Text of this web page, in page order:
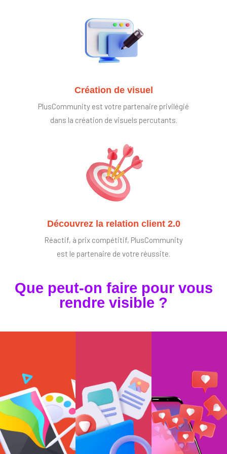
Création de visuel
PlusCommunity est votre partenaire privilégié
dans la création de visuels percutants.
Découvrez la relation client 2.0
Réactif, à prix compétitif, PlusCommunity
est le partenaire de votre réussite.
Que peut-on faire pour vous
rendre visible ?